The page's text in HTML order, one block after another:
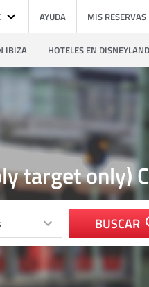
AYUDA MIS RESERVAS
IBIZA HOTELES EN
target only)
BUSCAR